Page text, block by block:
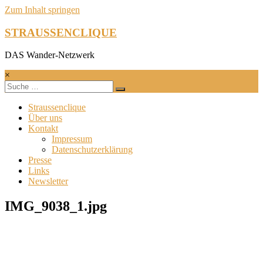
Zum Inhalt springen
STRAUSSENCLIQUE
DAS Wander-Netzwerk
×
Straussenclique
Über uns
Kontakt
Impressum
Datenschutzerklärung
Presse
Links
Newsletter
IMG_9038_1.jpg